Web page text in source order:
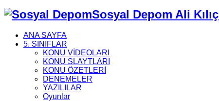
Sosyal Depom Ali Kılıç
ANA SAYFA
5. SINIFLAR
KONU VİDEOLARI
KONU SLAYTLARI
KONU ÖZETLERİ
DENEMELER
YAZILILAR
Oyunlar